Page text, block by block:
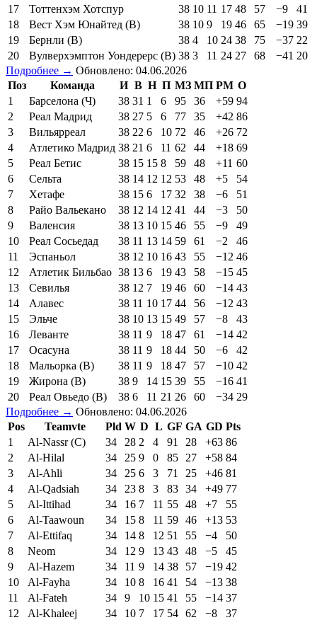
17
Тоттенхэм Хотспур 38 10 11 17 48 57 −9
41
18
Вест Хэм Юнайтед (В) 38 10 9 19 46 65 −19 39
19
Бернли (В) 38 4 10 24 38 75 −37 22
20
Вулверхэмптон Уондерерс (В) 38 3 11 24 27 68 −41 20
Подробнее → Обновлено: 04.06.2026
Поз
Команда И В Н П МЗ МП РМ О
1
Барселона (Ч) 38 31 1 6 95 36 +59 94
2
Реал Мадрид 38 27 5 6 77 35 +42 86
3
Вильярреал 38 22 6 10 72 46 +26 72
4
Атлетико Мадрид 38 21 6 11 62 44 +18 69
5
Реал Бетис 38 15 15 8 59 48 +11 60
6
Сельта 38 14 12 12 53 48 +5
54
7
Хетафе 38 15 6 17 32 38 −6
51
8
Райо Вальекано 38 12 14 12 41 44 −3
50
9
Валенсия 38 13 10 15 46 55 −9
49
10
Реал Сосьедад 38 11 13 14 59 61 −2
46
11
Эспаньол 38 12 10 16 43 55 −12 46
12
Атлетик Бильбао 38 13 6 19 43 58 −15 45
13
Севилья 38 12 7 19 46 60 −14 43
14
Алавес 38 11 10 17 44 56 −12 43
15
Эльче 38 10 13 15 49 57 −8
43
16
Леванте 38 11 9 18 47 61 −14 42
17
Осасуна 38 11 9 18 44 50 −6
42
18
Мальорка (В) 38 11 9 18 47 57 −10 42
19
Жирона (В) 38 9 14 15 39 55 −16 41
20
Реал Овьедо (В) 38 6 11 21 26 60 −34 29
Подробнее → Обновлено: 04.06.2026
Pos
Teamvte Pld W D L GF GA GD Pts
1
Al-Nassr (C) 34 28 2 4 91 28 +63 86
2
Al-Hilal 34 25 9 0 85 27 +58 84
3
Al-Ahli 34 25 6 3 71 25 +46 81
4
Al-Qadsiah 34 23 8 3 83 34 +49 77
5
Al-Ittihad 34 16 7 11 55 48 +7
55
6
Al-Taawoun 34 15 8 11 59 46 +13 53
7
Al-Ettifaq 34 14 8 12 51 55 −4
50
8
Neom 34 12 9 13 43 48 −5
45
9
Al-Hazem 34 11 9 14 38 57 −19 42
10
Al-Fayha 34 10 8 16 41 54 −13 38
11
Al-Fateh 34 9 10 15 41 55 −14 37
12
Al-Khaleej 34 10 7 17 54 62 −8
37